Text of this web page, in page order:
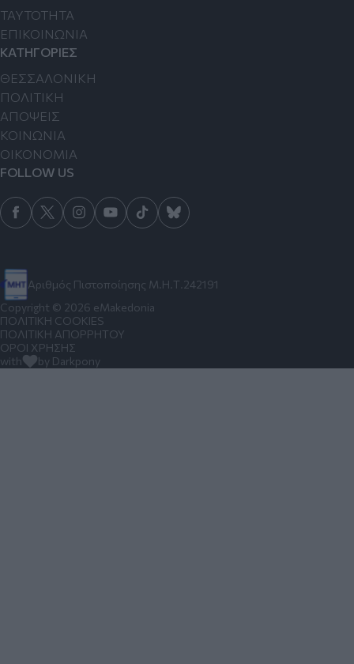
Αριθμός Πιστοποίησης Μ.Η.Τ.242191
TAYTOTHTA
ΕΠΙΚΟΙΝΩΝΙΑ
ΚΑΤΗΓΟΡΙΕΣ
ΘΕΣΣΑΛΟΝΙΚΗ
ΠΟΛΙΤΙΚΗ
ΑΠΟΨΕΙΣ
ΚΟΙΝΩΝΙΑ
ΟΙΚΟΝΟΜΙΑ
FOLLOW US
Copyright © 2026 eMakedonia
ΠΟΛΙΤΙΚΗ COOKIES
ΠΟΛΙΤΙΚΗ ΑΠΟΡΡΗΤΟΥ
ΟΡΟΙ ΧΡΗΣΗΣ
with
by Darkpony